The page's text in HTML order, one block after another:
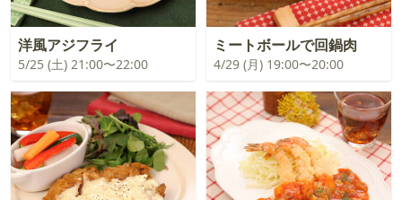
洋風アジフライ
5/25 (土) 21:00〜22:00
ミートボールで回鍋肉
4/29 (月) 19:00〜20:00